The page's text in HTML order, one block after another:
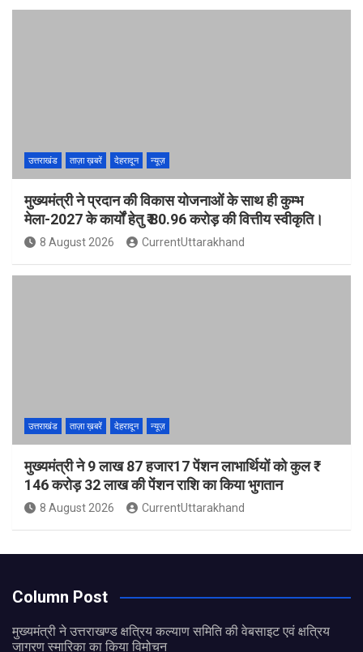
उत्तराखंड ताज़ा ख़बरें देहरादून न्यूज़
मुख्यमंत्री ने प्रदान की विकास योजनाओं के साथ ही कुम्भ
मेला-2027 के कार्यों हेतु ₹ 80.96 करोड़ की वित्तीय स्वीकृति।
8 August 2026 CurrentUttarakhand
उत्तराखंड ताज़ा ख़बरें देहरादून न्यूज़
मुख्यमंत्री ने 9 लाख 87 हजार17 पेंशन लाभार्थियों को कुल ₹
146 करोड़ 32 लाख की पेंशन राशि का किया भुगतान
8 August 2026 CurrentUttarakhand
Column Post
मुख्यमंत्री ने उत्तराखण्ड क्षत्रिय कल्याण समिति की वेबसाइट एवं क्षत्रिय
जागरण स्मारिका का किया विमोचन